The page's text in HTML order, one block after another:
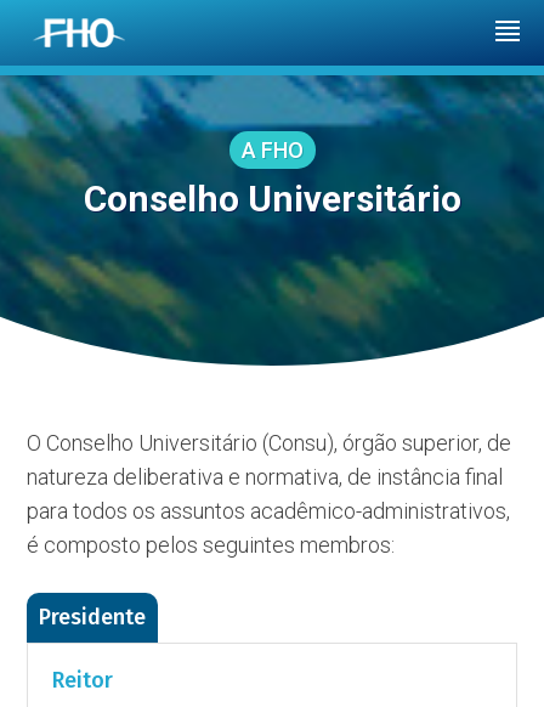
A FHO
Conselho Universitário
O Conselho Universitário (Consu), órgão superior, de
natureza deliberativa e normativa, de instância final
para todos os assuntos acadêmico-administrativos,
é composto pelos seguintes membros:
Presidente
Reitor